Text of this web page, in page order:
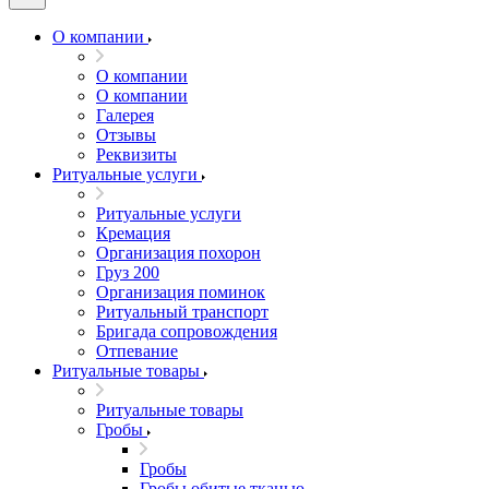
О компании
О компании
О компании
Галерея
Отзывы
Реквизиты
Ритуальные услуги
Ритуальные услуги
Кремация
Организация похорон
Груз 200
Организация поминок
Ритуальный транспорт
Бригада сопровождения
Отпевание
Ритуальные товары
Ритуальные товары
Гробы
Гробы